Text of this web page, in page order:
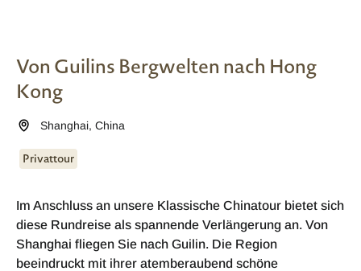
Von Guilins Bergwelten nach Hong
Kong
Shanghai,China
Privattour
Im Anschluss an unsere Klassische Chinatour bietet sich
diese Rundreise als spannende Verlängerung an. Von
Shanghai fliegen Sie nach Guilin. Die Region
beeindruckt mit ihrer atemberaubend schöne